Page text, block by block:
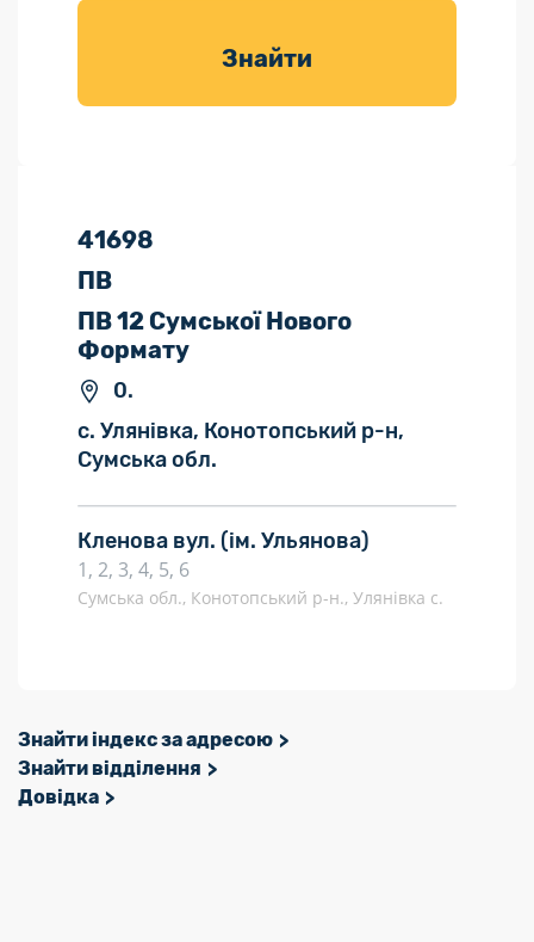
товарів для
Знайти
41698
ПВ
ПВ 12 Сумської Нового
Формату
0.
с. Улянівка, Конотопський р-н,
Сумська обл.
Кленова вул. (ім. Ульянова)
1, 2, 3, 4, 5, 6
Сумська обл., Конотопський р-н., Улянівка с.
Знайти індекс за адресою
Знайти відділення
Довідка